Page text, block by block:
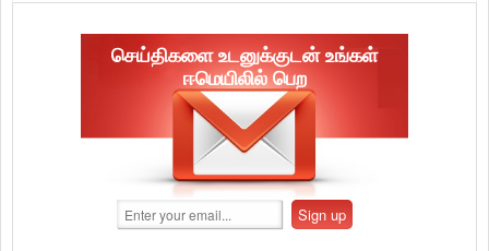
செய்திகளை உடனுக்குடன் உங்கள்
ஈமெயிலில் பெற